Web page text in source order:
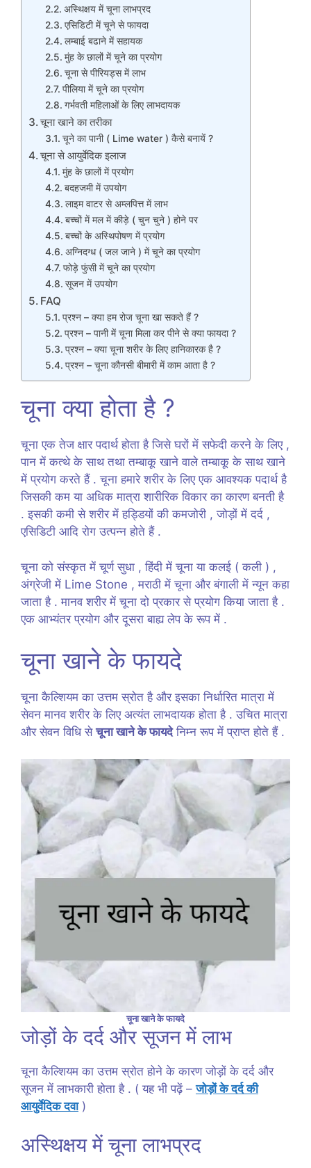
अस्थिक्षय में चूना लाभप्रद
एसिडिटी में चूने से फायदा
लम्बाई बढाने में सहायक
मुंह के छालों में चूने का प्रयोग
चूना से पीरियड्स में लाभ
पीलिया में चूने का प्रयोग
गर्भवती महिलाओं के लिए लाभदायक
चूना खाने का तरीका
चूने का पानी ( Lime water ) कैसे बनायें ?
चूना से आयुर्वेदिक इलाज
मुंह के छालों में प्रयोग
बदहजमी में उपयोग
लाइम वाटर से अम्लपित्त में लाभ
बच्चों में मल में कीड़े ( चुन चुने ) होने पर
बच्चों के अस्थिपोषण में प्रयोग
अग्निदग्ध ( जल जाने ) में चूने का प्रयोग
फोड़े फुंसी में चूने का प्रयोग
सूजन में उपयोग
FAQ
प्रश्न – क्या हम रोज चूना खा सकते हैं ?
प्रश्न – पानी में चूना मिला कर पीने से क्या फायदा ?
प्रश्न – क्या चूना शरीर के लिए हानिकारक है ?
प्रश्न – चूना कौनसी बीमारी में काम आता है ?
चूना क्या होता है ?
चूना एक तेज क्षार पदार्थ होता है जिसे घरों में सफेदी करने के लिए ,
पान में कत्थे के साथ तथा तम्बाकू खाने वाले तम्बाकू के साथ खाने
में प्रयोग करते हैं . चूना हमारे शरीर के लिए एक आवश्यक पदार्थ है
जिसकी कम या अधिक मात्रा शारीरिक विकार का कारण बनती है
. इसकी कमी से शरीर में हड्डियों की कमजोरी , जोड़ों में दर्द ,
एसिडिटी आदि रोग उत्पन्न होते हैं .
चूना को संस्कृत में चूर्ण सुधा , हिंदी में चूना या कलई ( कली ) ,
अंग्रेजी में Lime Stone , मराठी में चूना और बंगाली में न्यून कहा
जाता है . मानव शरीर में चूना दो प्रकार से प्रयोग किया जाता है .
एक आभ्यंतर प्रयोग और दूसरा बाह्य लेप के रूप में .
चूना खाने के फायदे
चूना कैल्शियम का उत्तम स्रोत है और इसका निर्धारित मात्रा में
सेवन मानव शरीर के लिए अत्यंत लाभदायक होता है . उचित मात्रा
और सेवन विधि सेचूना खाने के फायदेनिम्न रूप में प्राप्त होते हैं .
चूना खाने के फायदे
जोड़ों के दर्द और सूजन में लाभ
चूना कैल्शियम का उत्तम स्रोत होने के कारण जोड़ों के दर्द और
सूजन में लाभकारी होता है . ( यह भी पढ़ें –जोड़ों के दर्द की
आयुर्वेदिक दवा)
अस्थिक्षय में चूना लाभप्रद